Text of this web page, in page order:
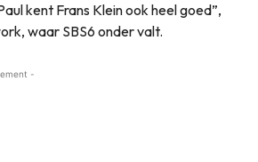
kent Frans Klein ook heel goed”,
waar SBS6 onder valt.
-